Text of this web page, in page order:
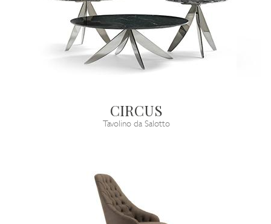
CIRCUS
Tavolino da Salotto